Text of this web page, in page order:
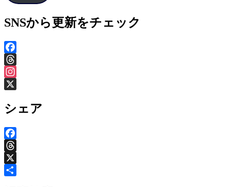
SNSから更新をチェック
Facebook
Threads
Instagram
シェア
Facebook
Threads
X